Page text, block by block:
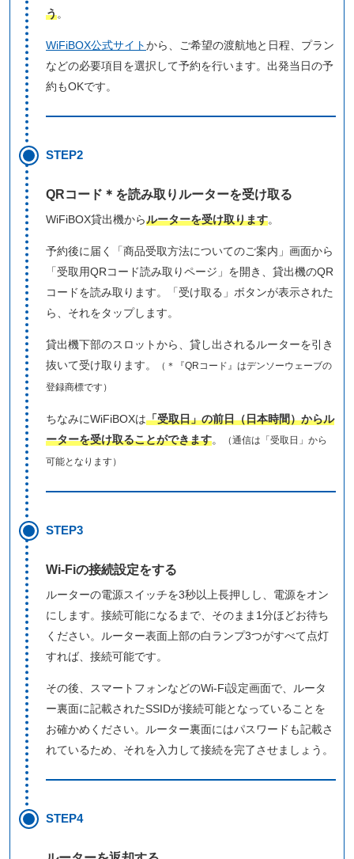
う。
WiFiBOX公式サイトから、ご希望の渡航地と日程、プラン
などの必要項目を選択して予約を行います。出発当日の予
約もOKです。
STEP2
QRコード＊を読み取りルーターを受け取る
WiFiBOX貸出機からルーターを受け取ります。
予約後に届く「商品受取方法についてのご案内」画面から
「受取用QRコード読み取りページ」を開き、貸出機のQR
コードを読み取ります。「受け取る」ボタンが表示された
ら、それをタップします。
貸出機下部のスロットから、貸し出されるルーターを引き
抜いて受け取ります。
（＊『QRコード』はデンソーウェーブの
登録商標です）
ちなみにWiFiBOXは「受取日」の前日（日本時間）からル
ーターを受け取ることができます。 （通信は「受取日」から
可能となります）
STEP3
Wi-Fiの接続設定をする
ルーターの電源スイッチを3秒以上長押しし、電源をオン
にします。接続可能になるまで、そのまま1分ほどお待ち
ください。ルーター表面上部の白ランプ3つがすべて点灯
すれば、接続可能です。
その後、スマートフォンなどのWi-Fi設定画面で、ルータ
ー裏面に記載されたSSIDが接続可能となっていることを
お確かめください。ルーター裏面にはパスワードも記載さ
れているため、それを入力して接続を完了させましょう。
STEP4